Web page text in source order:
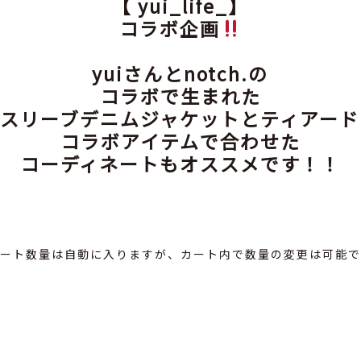
コラボ企画
yuiさんとnotch.の
コラボで生まれた
リーブデニムジャケットとティアー
コラボアイテムで合わせた
コーディネートもオススメです！！
ト数量は自動に入りますが、カート内で数量の変更は可能